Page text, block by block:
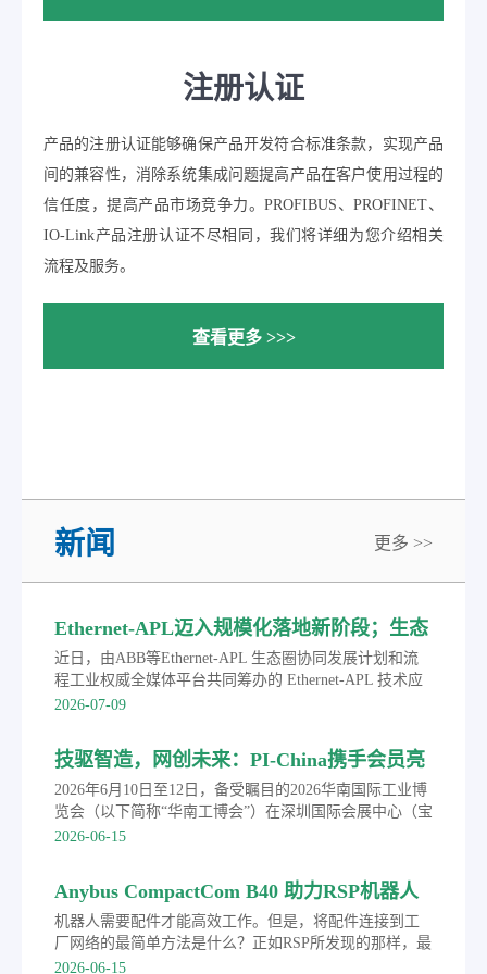
注册认证
产品的注册认证能够确保产品开发符合标准条款，实现产品
间的兼容性，消除系统集成问题提高产品在客户使用过程的
信任度，提高产品市场竞争力。PROFIBUS、PROFINET、
IO-Link产品注册认证不尽相同，我们将详细为您介绍相关
流程及服务。
查看更多 >>>
新闻 更多 >>
Ethernet-APL迈入规模化落地新阶段；生态
圈联合发布APL选型手册
近日，由ABB等Ethernet-APL 生态圈协同发展计划和流
程工业权威全媒体平台共同筹办的 Ethernet-APL 技术应
用巡回研讨会首站落地浙江宁波。会上，生态圈成员单
工业以太网技术与深耕行业的实践积淀，ABB 致力于助
力广大流程工业用户打通端到端完整数据链路，打破传
统数据孤岛，为工厂智能化转型和迈向AI驱动的自主智
能运营夯实数据根基。
2026-07-09
技驱智造，网创未来：PI-China携手会员亮
相华南工博会并成功举办PROFINET技术路
演
2026年6月10日至12日，备受瞩目的2026华南国际工业博
览会（以下简称“华南工博会”）在深圳国际会展中心（宝
安新馆）盛大举行。作为工业通信与自动化技术领域的
专业委员会（PI-China）携手多家会员单位亮相本次盛
会，并同期举办了“技驱智造 网创未来”2026年
PROFINET技术路演，全面展示了以PROFINET技术为核
心的工业通信创新成果，成为本届展会推动制造业数字
化转型的一大亮点。
2026-06-15
Anybus CompactCom B40 助力RSP机器人
配件客户实现PROFINET等主流协议
机器人需要配件才能高效工作。但是，将配件连接到工
厂网络的最简单方法是什么？正如RSP所发现的那样，最
简单的方法是使用Anybus的现成产品和专业知识。
2026-06-15